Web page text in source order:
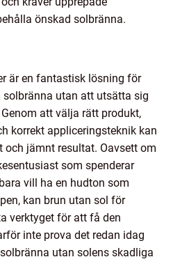
önskad solbränna.
är en fantastisk lösning för
solbränna utan att utsätta sig
att välja rätt produkt,
korrekt appliceringsteknik kan
och jämnt resultat. Oavsett om
som spenderar
vill ha en hudton som
kan brun utan sol för
verktyget för att få den
inte prova det redan idag
utan solens skadliga